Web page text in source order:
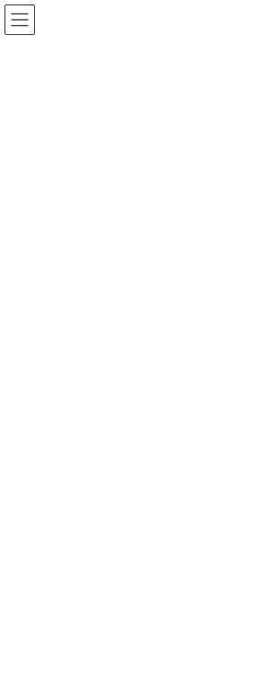
コ
ン
ナ
ビ